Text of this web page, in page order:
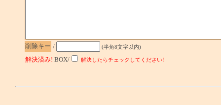
削除キー / (半角8文字以内)
解決済み! BOX/ 解決したらチェックしてください!